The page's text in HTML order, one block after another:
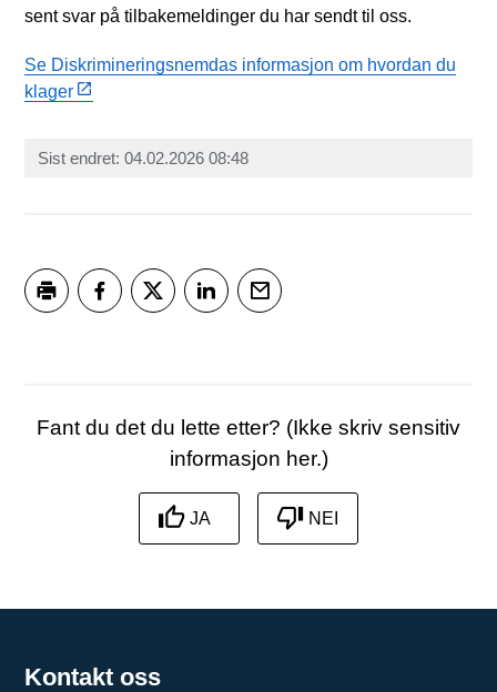
sent svar på tilbakemeldinger du har sendt til oss.
Se Diskrimineringsnemdas informasjon om hvordan du
klager
Sist endret 04.02.2026 08:48
Fant du det du lette etter? (Ikke skriv sensitiv
informasjon her.)
JA NEI
Kontakt oss